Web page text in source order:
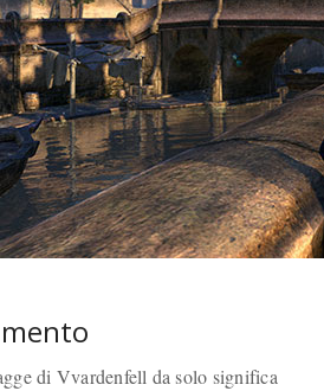
di Vvardenfell da solo significa